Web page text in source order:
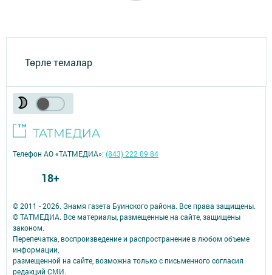
Төрле темалар
© 2011 - 2026. Знамя газета Буинского района. Все права защищены.
© ТАТМЕДИА. Все материалы, размещенные на сайте, защищены
законом.
Перепечатка, воспроизведение и распространение в любом объеме
информации,
размещенной на сайте, возможна только с письменного согласия
редакций СМИ.
Телефон АО «ТАТМЕДИА»:(843) 222 09 84
18+